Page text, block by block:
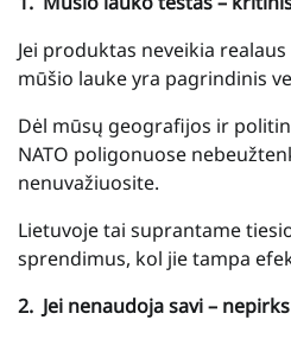
Jei produktas neveikia
mūšio lauke yra pagrindinis
Dėl mūsų geografijos ir
NATO poligonuose
nenuvažiuosite.
Lietuvoje tai suprantame
sprendimus, kol jie tampa
2. Jei nenaudoja savi –